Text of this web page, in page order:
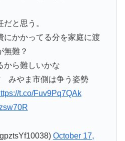
と思う。
にかかってる分を家庭に渡
無難？
から難しいかな
みやま市側は争う姿勢
t.co/Fuv9Pq7QAk
October 17,